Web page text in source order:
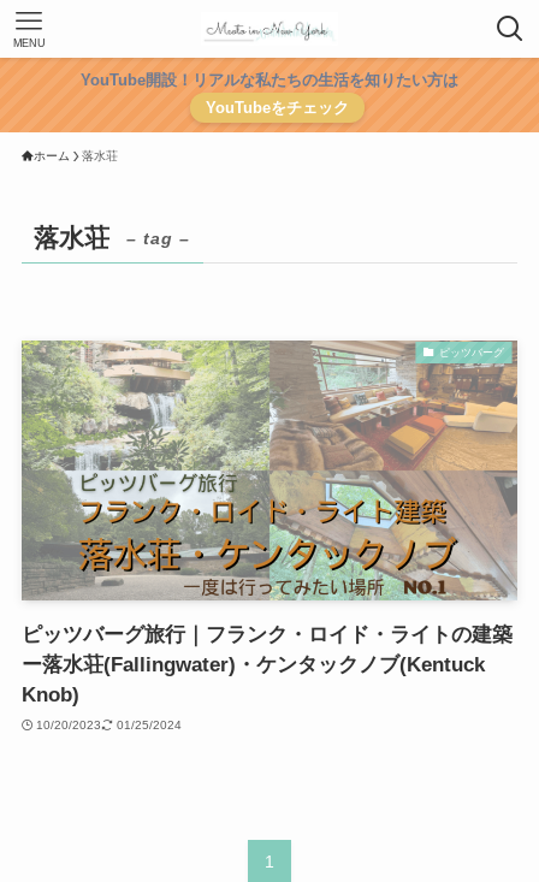
MENU
YouTube開設！リアルな私たちの生活を知りたい方は
YouTubeをチェック
ホーム 落水荘
落水荘 – tag –
ピッツバーグ
ピッツバーグ旅行｜フランク・ロイド・ライトの建築
ー落水荘(Fallingwater)・ケンタックノブ(Kentuck
Knob)
10/20/2023 01/25/2024
1